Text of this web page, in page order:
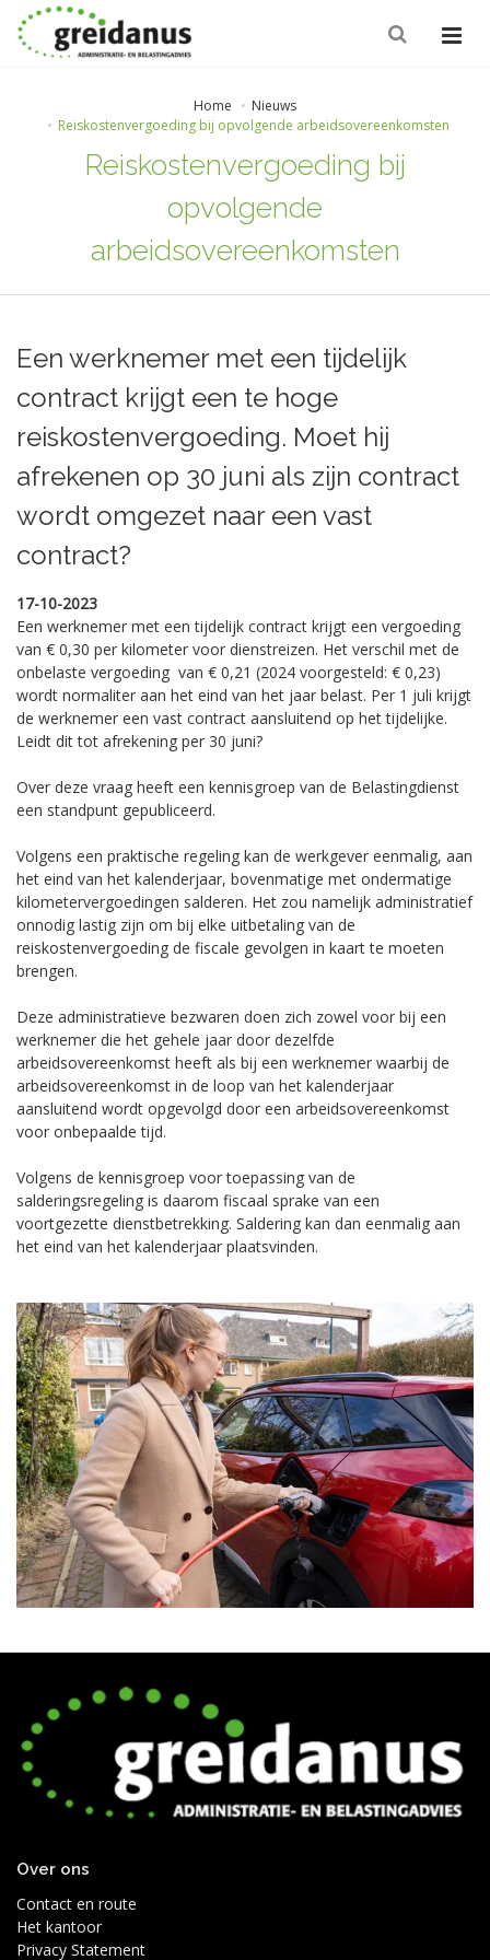
Home
Nieuws
Reiskostenvergoeding bij opvolgende arbeidsovereenkomsten
Reiskostenvergoeding bij
opvolgende
arbeidsovereenkomsten
Een werknemer met een tijdelijk
contract krijgt een te hoge
reiskostenvergoeding. Moet hij
afrekenen op 30 juni als zijn contract
wordt omgezet naar een vast
contract?
17-10-2023
Een werknemer met een tijdelijk contract krijgt een vergoeding
van € 0,30 per kilometer voor dienstreizen. Het verschil met de
onbelaste vergoeding van € 0,21 (2024 voorgesteld: € 0,23)
wordt normaliter aan het eind van het jaar belast. Per 1 juli krijgt
de werknemer een vast contract aansluitend op het tijdelijke.
Leidt dit tot afrekening per 30 juni?
Over deze vraag heeft een kennisgroep van de Belastingdienst
een standpunt gepubliceerd.
Volgens een praktische regeling kan de werkgever eenmalig, aan
het eind van het kalenderjaar, bovenmatige met ondermatige
kilometervergoedingen salderen. Het zou namelijk administratief
onnodig lastig zijn om bij elke uitbetaling van de
reiskostenvergoeding de fiscale gevolgen in kaart te moeten
brengen.
Deze administratieve bezwaren doen zich zowel voor bij een
werknemer die het gehele jaar door dezelfde
arbeidsovereenkomst heeft als bij een werknemer waarbij de
arbeidsovereenkomst in de loop van het kalenderjaar
aansluitend wordt opgevolgd door een arbeidsovereenkomst
voor onbepaalde tijd.
Volgens de kennisgroep voor toepassing van de
salderingsregeling is daarom fiscaal sprake van een
voortgezette dienstbetrekking. Saldering kan dan eenmalig aan
het eind van het kalenderjaar plaatsvinden.
Over ons
Contact en route
Het kantoor
Privacy Statement